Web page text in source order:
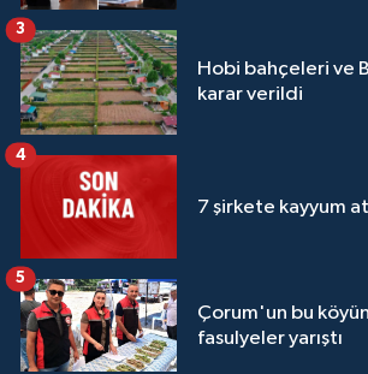
Hobi bahçeleri ve
karar verildi
3
7 şirkete kayyum
4
Çorum'un bu
fasulyeler yarıştı
5